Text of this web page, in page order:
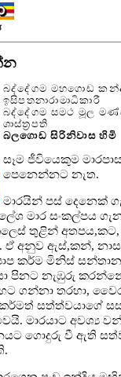
බද්දේගම මහගොඩ
ඉසිපතනාරාමාධිකාරී
බද්දේගම සමථ මූල
ශාස්ත්‍රපති
බලගොඩ සිරිනිවාස හිමි
සෑම ජීවියෙකුම
පෙනෙන්නට නැත.
මාරයින් පස් දෙනෙක්
මාර සංකල්පය
තුළින් අතපය,කට,
ඒ අනුව ඇස්,කන්,
කර්ම මිනිස්
පිනට නැඹුරු
ගන්නා තරහා, වෛර,
සත්ත්වයාගේ
මාරයාට අවශ්‍ය
ගොදුරු වී ඇති